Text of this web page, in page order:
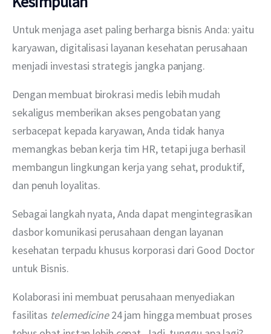
Untuk menjaga aset paling berharga bisnis Anda: yaitu
karyawan, digitalisasi layanan kesehatan perusahaan
menjadi investasi strategis jangka panjang.
Dengan membuat birokrasi medis lebih mudah
sekaligus memberikan akses pengobatan yang
serbacepat kepada karyawan, Anda tidak hanya
memangkas beban kerja tim HR, tetapi juga berhasil
membangun lingkungan kerja yang sehat, produktif,
dan penuh loyalitas.
Sebagai langkah nyata, Anda dapat mengintegrasikan
dasbor komunikasi perusahaan dengan layanan
kesehatan terpadu khusus korporasi dari Good Doctor
untuk Bisnis.
Kolaborasi ini membuat perusahaan menyediakan
fasilitas telemedicine 24 jam hingga membuat proses